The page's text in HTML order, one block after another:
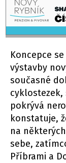
Koncepce
výstavby
současné
cyklostezek,
pokrývá
konstatuje,
na
sebe,
Příbrami a